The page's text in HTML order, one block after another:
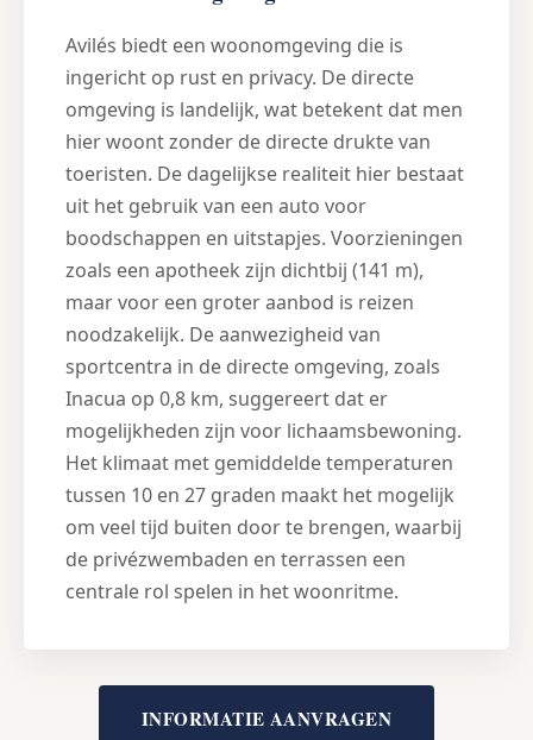
Avilés biedt een woonomgeving die is
ingericht op rust en privacy. De directe
omgeving is landelijk, wat betekent dat men
hier woont zonder de directe drukte van
toeristen. De dagelijkse realiteit hier bestaat
uit het gebruik van een auto voor
boodschappen en uitstapjes. Voorzieningen
zoals een apotheek zijn dichtbij (141 m),
maar voor een groter aanbod is reizen
noodzakelijk. De aanwezigheid van
sportcentra in de directe omgeving, zoals
Inacua op 0,8 km, suggereert dat er
mogelijkheden zijn voor lichaamsbewoning.
Het klimaat met gemiddelde temperaturen
tussen 10 en 27 graden maakt het mogelijk
om veel tijd buiten door te brengen, waarbij
de privézwembaden en terrassen een
centrale rol spelen in het woonritme.
INFORMATIE AANVRAGEN